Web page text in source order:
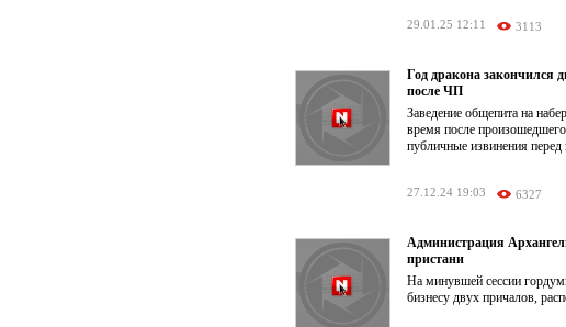
29.01.25 12:11 3113
Год дракона закончился
после ЧП
Заведение общепита на
время после
публичные извинения перед
27.12.24 19:03 6327
Администрация
пристани
На минувшей сессии
бизнесу двух причалов,